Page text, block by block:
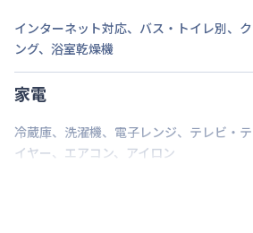
次回更新日
情報更新日より14
情報更新日 2026年7月23日
インターネット対応、 バス・トイレ別、
ング、 浴室乾燥機
家電
冷蔵庫、 洗濯機、 電子レンジ、 テレビ・
イヤー、 エアコン、 アイロン